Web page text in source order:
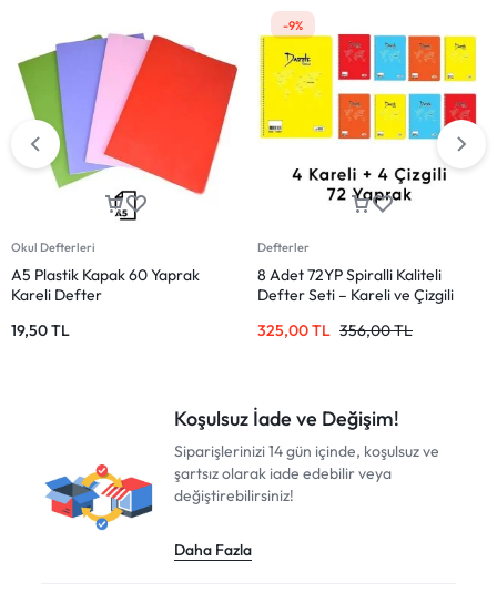
Okul Defterleri
A5 Plastik Kapak 60 Yaprak
Kareli Defter
19,50TL
-9%
Defterler
8 Adet 72YP Spiralli Kaliteli
Defter Seti – Kareli ve Çizgili
356,00TL
325,00TL
Koşulsuz İade ve Değişim!
Siparişlerinizi 14 gün içinde, koşulsuz ve
şartsız olarak iade edebilir veya
değiştirebilirsiniz!
Daha Fazla